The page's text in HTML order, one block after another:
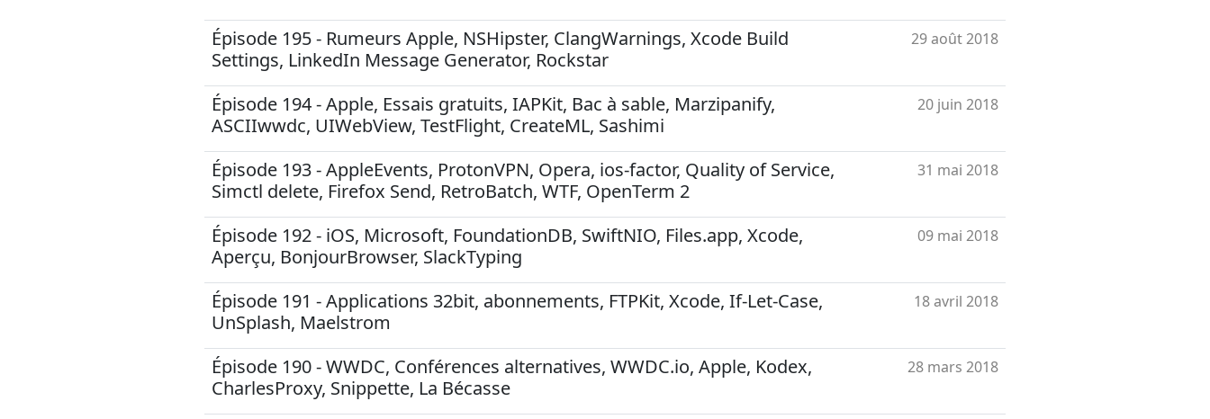
Épisode 195 - Rumeurs Apple, NSHipster, ClangWarnings, Xcode Build
Settings, LinkedIn Message Generator, Rockstar
29 août 2018
Épisode 194 - Apple, Essais gratuits, IAPKit, Bac à sable, Marzipanify,
ASCIIwwdc, UIWebView, TestFlight, CreateML, Sashimi
20 juin 2018
Épisode 193 - AppleEvents, ProtonVPN, Opera, ios-factor, Quality of Service,
Simctl delete, Firefox Send, RetroBatch, WTF, OpenTerm 2
31 mai 2018
Épisode 192 - iOS, Microsoft, FoundationDB, SwiftNIO, Files.app, Xcode,
Aperçu, BonjourBrowser, SlackTyping
09 mai 2018
Épisode 191 - Applications 32bit, abonnements, FTPKit, Xcode, If-Let-Case,
UnSplash, Maelstrom
18 avril 2018
Épisode 190 - WWDC, Conférences alternatives, WWDC.io, Apple, Kodex,
CharlesProxy, Snippette, La Bécasse
28 mars 2018